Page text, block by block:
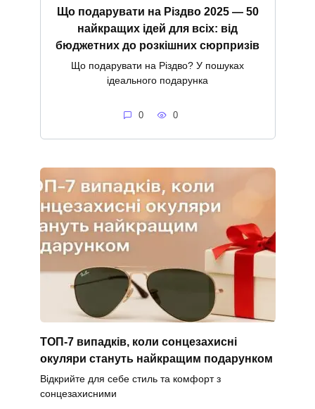
Що подарувати на Різдво 2025 — 50
найкращих ідей для всіх: від
бюджетних до розкішних сюрпризів
Що подарувати на Різдво? У пошуках
ідеального подарунка
0 0
ТОП-7 випадків, коли сонцезахисні
окуляри стануть найкращим подарунком
Відкрийте для себе стиль та комфорт з
сонцезахисними